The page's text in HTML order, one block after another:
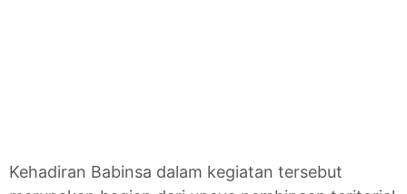
Kehadiran Babinsa dalam kegiatan tersebut